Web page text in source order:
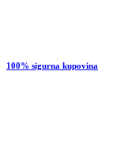
100% sigurna kupovina